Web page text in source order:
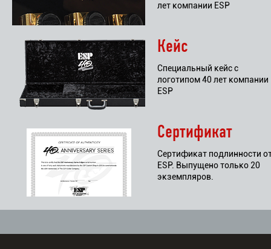
лет компании ESP
Кейс
Специальный кейс с
логотипом 40 лет компании
ESP
Сертификат
Сертификат подлинности
ESP. Выпущено только 20
экземпляров.